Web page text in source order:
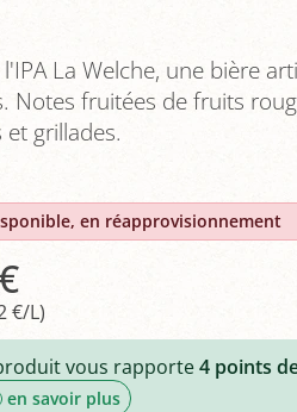
La Welche, une bière
Notes fruitées de fruits
et grillades.
en réapprovisionnement
€/L)
vous rapporte4points
en savoir plus